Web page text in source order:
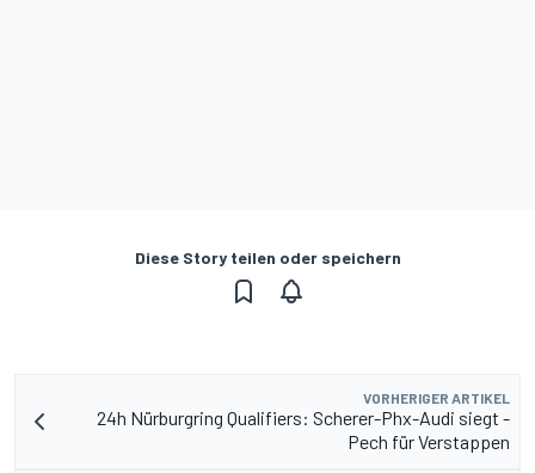
Diese Story teilen oder speichern
VORHERIGER ARTIKEL
24h Nürburgring Qualifiers: Scherer-Phx-Audi siegt -
Pech für Verstappen